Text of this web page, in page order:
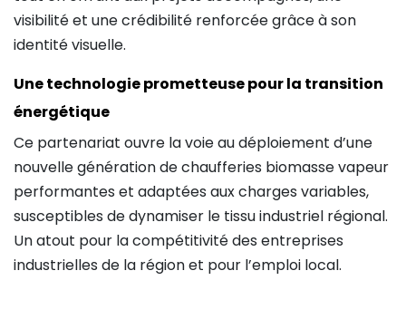
visibilité et une crédibilité renforcée grâce à son
identité visuelle.
Une technologie prometteuse pour la transition
énergétique
Ce partenariat ouvre la voie au déploiement d’une
nouvelle génération de chaufferies biomasse vapeur
performantes et adaptées aux charges variables,
susceptibles de dynamiser le tissu industriel régional.
Un atout pour la compétitivité des entreprises
industrielles de la région et pour l’emploi local.